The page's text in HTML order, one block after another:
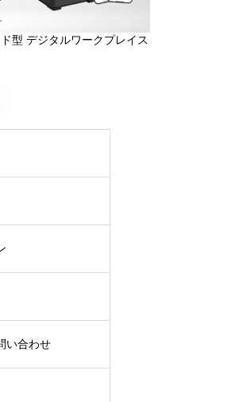
型 デジタルワークプレイス
い合わせ